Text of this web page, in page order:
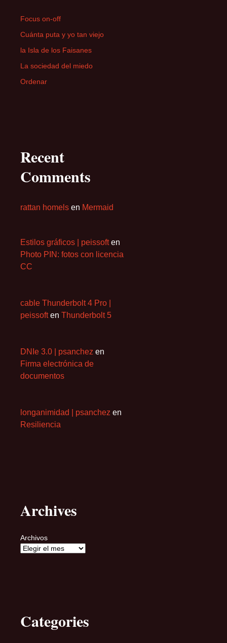
Focus on-off
Cuánta puta y yo tan viejo
la Isla de los Faisanes
La sociedad del miedo
Ordenar
Recent
Comments
rattan homels en Mermaid
Estilos gráficos | peissoften
Photo PIN: fotos con licencia
CC
cable Thunderbolt 4 Pro |
peissoften Thunderbolt 5
DNIe 3.0 | psanchez en
Firma electrónica de
documentos
longanimidad | psanchez en
Resiliencia
Archives
Archivos
Categories